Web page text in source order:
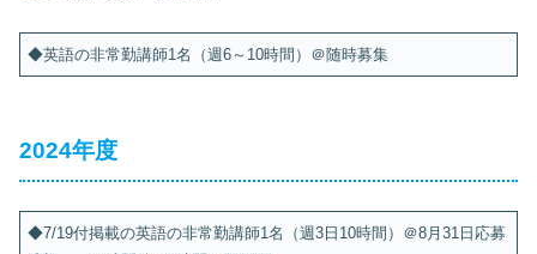
◆英語の非常勤講師1名（週6～10時間）＠随時募集
2024年度
◆7/19付掲載の英語の非常勤講師1名（週3日10時間）＠8月31日応募